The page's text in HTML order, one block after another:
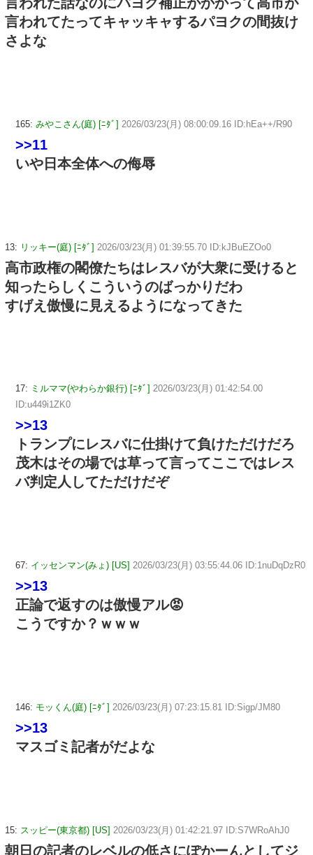
言われてたってキャッキャするパヨクの間抜け
さよな
165: みやこさん(庭) [ﾆﾀﾞ] 2026/03/23(月) 08:00:09.16 ID:hEa++/R90
>>11
いや日本全体への侮辱
13: リッキー(庭) [ﾆﾀﾞ] 2026/03/23(月) 01:39:55.70 ID:kJBuEZOo0
高市政権の閣僚たちはレスバが大衆に受けると
知ったらしくこういうのばっかりだわ
すげえ傲慢に見えるようになってきた
17: ミルママ(やわらか銀行) [ﾆﾀﾞ] 2026/03/23(月) 01:42:54.00
ID:u449i1ZK0
>>13
トランプにレスバに仕掛けて負けただけだろ
茂木はその場では草って言ってここではレス
バ判定人してただけだぞ
67: イッセンマン(みょ) [US] 2026/03/23(月) 03:55:44.06 ID:1nuDqDzR0
>>13
正論で返すのは傲慢アル😡
こうですか？ｗｗｗ
146: モッくん(庭) [ﾆﾀﾞ] 2026/03/23(月) 07:23:15.81 ID:Sigp/JM80
>>13
マスゴミ記者がだよな
15: スッピー(東京都) [US] 2026/03/23(月) 01:42:21.97 ID:S7WRoAhJ0
朝日の記者のレベルの低さにぽかーんとしてジ